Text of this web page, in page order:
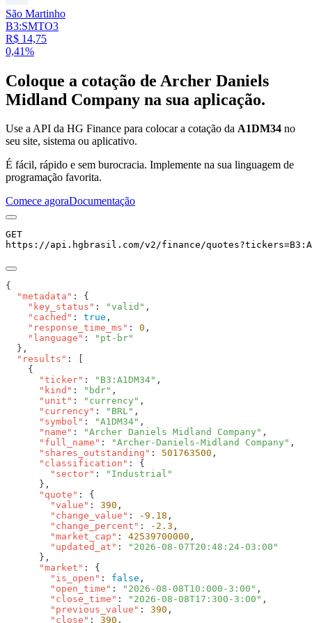
São Martinho
B3:SMTO3
R$ 14,75
0,41%
Coloque a cotação de Archer Daniels
Midland Company na sua aplicação.
Use a API da HG Finance para colocar a cotação da A1DM34 no
seu site, sistema ou aplicativo.
É fácil, rápido e sem burocracia. Implemente na sua linguagem de
programação favorita.
Comece agoraDocumentação
GET
https://api.hgbrasil.com/v2/finance/quotes?tickers=
  "metadata"
    "key_status"
: "valid"
    "cached"
: true
    "response_time_ms"
: 0
    "language"
:
  "results"
      "ticker"
: "B3:A1DM34"
      "kind"
: "bdr"
      "unit"
: "currency"
      "currency"
: "BRL"
      "symbol"
: "A1DM34"
      "name"
: "Archer Daniels Midland Company"
      "full_name"
: "Archer-Daniels-Midland Company"
      "shares_outstanding"
: 501763500
      "classification"
        "sector"
:
      "quote"
        "value"
: 390
        "change_value"
: -9.18
        "change_percent"
: -2.3
        "market_cap"
: 42539700000
        "updated_at"
:
      "market"
        "is_open"
: false
        "open_time"
: "2026-08-08T10:000-3:00"
        "close_time"
: "2026-08-08T17:300-3:00"
        "previous_value"
: 390
        "close"
: 390